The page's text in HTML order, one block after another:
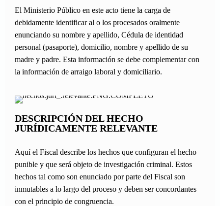
El Ministerio Público en este acto tiene la carga de
debidamente identificar al o los procesados oralmente
enunciando su nombre y apellido, Cédula de identidad
personal (pasaporte), domicilio, nombre y apellido de su
madre y padre. Esta información se debe complementar con
la información de arraigo laboral y domiciliario.
DESCRIPCIÓN DEL HECHO
JURÍDICAMENTE RELEVANTE
Aquí el Fiscal describe los hechos que configuran el hecho
punible y que será objeto de investigación criminal. Estos
hechos tal como son enunciado por parte del Fiscal son
inmutables a lo largo del proceso y deben ser concordantes
con el principio de congruencia.